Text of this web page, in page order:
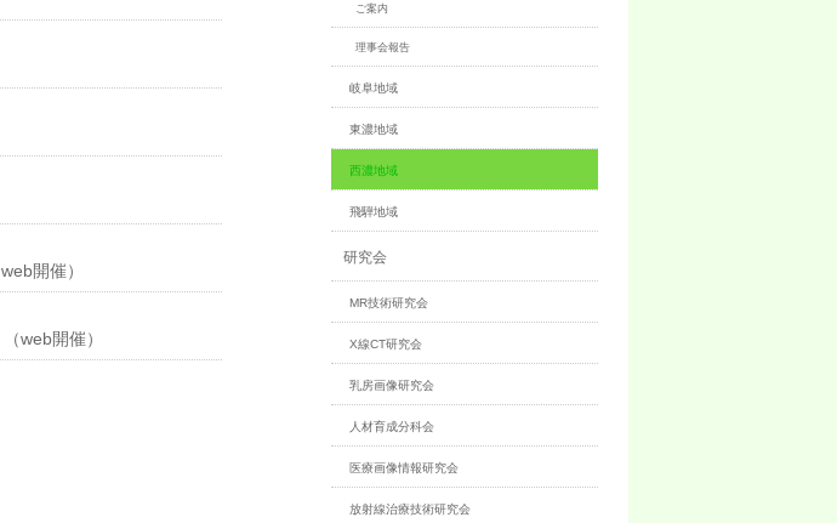
開催）
web開催）
ご案内
理事会報告
岐阜地域
東濃地域
西濃地域
飛騨地域
研究会
MR技術研究会
X線CT研究会
乳房画像研究会
人材育成分科会
医療画像情報研究会
放射線治療技術研究会